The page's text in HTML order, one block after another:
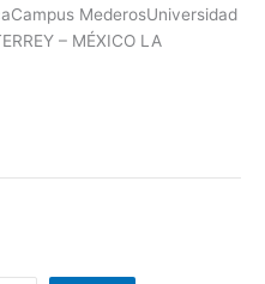
MederosUniversidad
– MÉXICO LA